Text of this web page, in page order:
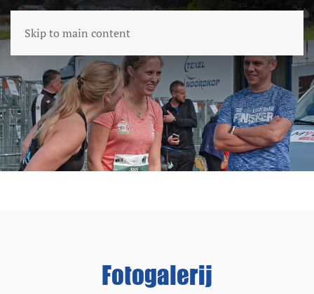
Skip to main content
Fotogalerij